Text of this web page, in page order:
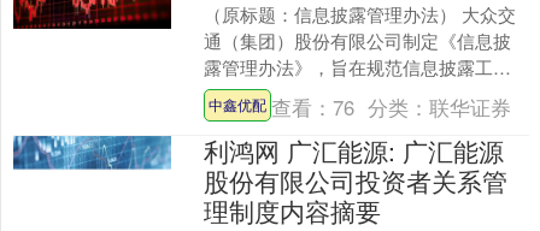
（原标题：信息披露管理办法） 大众交
通（集团）股份有限公司制定《信息披
露管理办法》，旨在规范信息披露工
作，保护投资者合法权益。公司及相关
信息披露义务人须及时、公....
中鑫优配 查看：76 分类：联华证券
利鸿网 广汇能源: 广汇能源
股份有限公司投资者关系管
理制度内容摘要